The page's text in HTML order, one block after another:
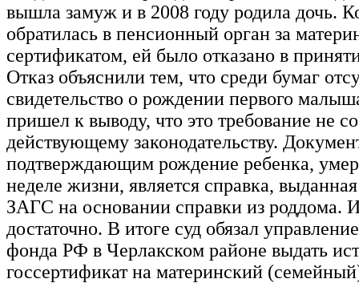
вышла замуж и в 2008 году родила дочь.
обратилась в пенсионный орган за
сертификатом, ей было отказано в
Отказ объяснили тем, что среди бумаг
свидетельство о рождении первого
пришел к выводу, что это требование не
действующему законодательству.
подтверждающим рождение ребенка,
неделе жизни, является справка,
ЗАГС на основании справки из роддома.
достаточно. В итоге суд обязал
фонда РФ в Черлакском районе выдать
госсертификат на материнский